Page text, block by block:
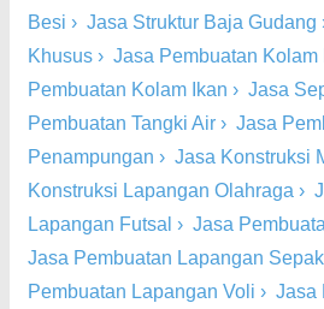
Besi › Jasa Struktur Baja Gudang
Khusus › Jasa Pembuatan Kolam
Pembuatan Kolam Ikan › Jasa
Pembuatan Tangki Air › Jasa
Penampungan › Jasa Konstruksi
Konstruksi Lapangan Olahraga ›
Lapangan Futsal › Jasa
Jasa Pembuatan Lapangan
Pembuatan Lapangan Voli › Jasa